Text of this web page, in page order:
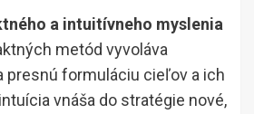
a intuitívneho myslenia
metód vyvoláva
presnú formuláciu cieľov a ich
vnáša do stratégie nové,